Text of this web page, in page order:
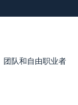
团队和自由职业者